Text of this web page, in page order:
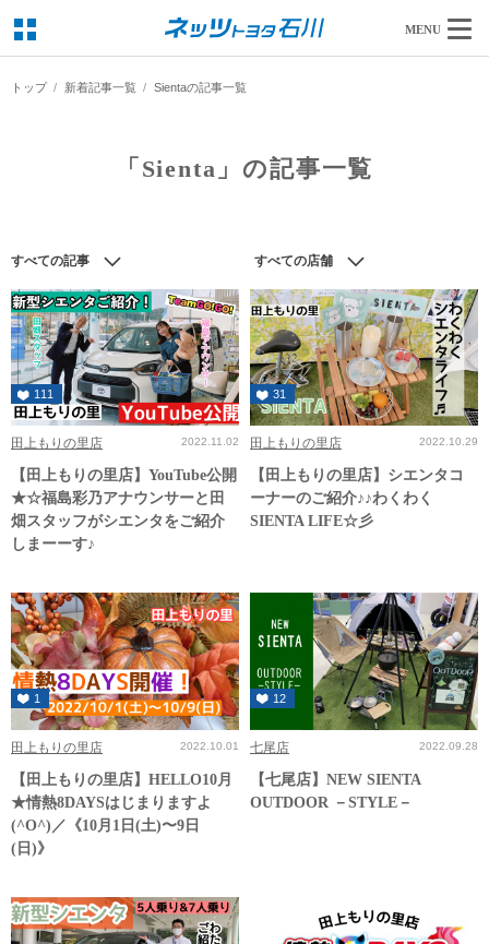
MENU
トップ 新着記事一覧 Sientaの記事一覧
「Sienta」の記事一覧
すべての記事 すべての店舗
111
田上もりの里店 2022.11.02
【田上もりの里店】YouTube公開
★☆福島彩乃アナウンサーと田
畑スタッフがシエンタをご紹介
しまーーす♪
31
田上もりの里店 2022.10.29
【田上もりの里店】シエンタコ
ーナーのご紹介♪♪わくわく
SIENTA LIFE☆彡
1
田上もりの里店 2022.10.01
【田上もりの里店】HELLO10月
★情熱8DAYSはじまりますよ
(^O^)／《10月1日(土)〜9日
(日)》
12
七尾店 2022.09.28
【七尾店】NEW SIENTA
OUTDOOR －STYLE－